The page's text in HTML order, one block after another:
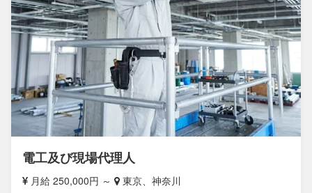
電工及び現場代理人
月給 250,000円 ～ 東京、神奈川